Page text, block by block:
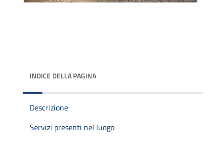
INDICE DELLA PAGINA
Descrizione
Servizi presenti nel luogo